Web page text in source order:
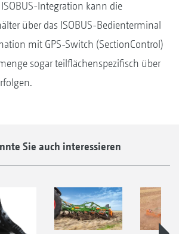
Integration kann die
über das ISOBUS-Bedienterminal
mit GPS-Switch (SectionControl)
sogar teilflächenspezifisch über
Sie auch interessieren